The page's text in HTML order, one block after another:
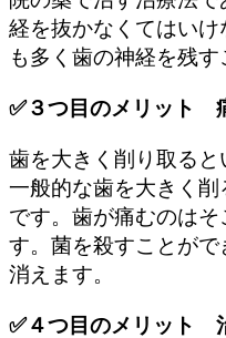
経を抜かなくてはい
も多く歯の神経を残す
✅３つ目のメリット
歯を大きく削り取ると
一般的な歯を大きく
です。歯が痛むのは
す。菌を殺すことが
消えます。
✅４つ目のメリット